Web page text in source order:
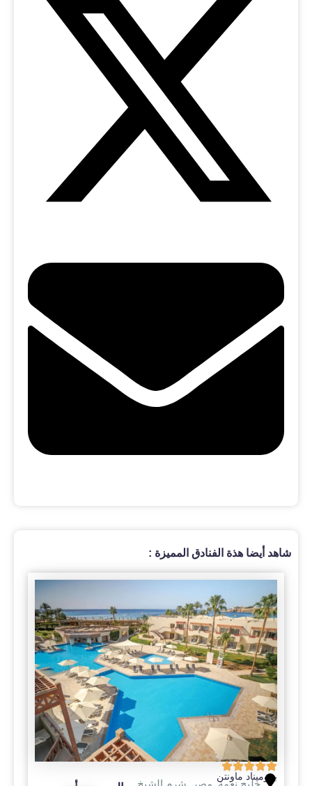
شاهد أيضا هذة الفنادق المميزة :
بروميناد ماونتن
خليج نعمة, مصر شرم الشيخ